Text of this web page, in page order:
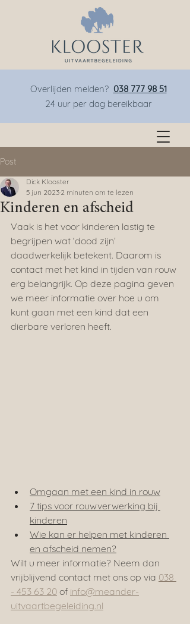
Overlijden melden? 038 777 98 51
24 uur per dag bereikbaar
Post
Kinderen en afscheid
Dick Klooster
5 jun 2023 2 minuten om te lezen
Vaak is het voor kinderen lastig te
begrijpen wat ‘dood zijn’
daadwerkelijk betekent. Daarom is
contact met het kind in tijden van rouw
erg belangrijk. Op deze pagina geven
we meer informatie over hoe u om
kunt gaan met een kind dat een
dierbare verloren heeft.
Omgaan met een kind in rouw
7 tips voor rouwverwerking bij
kinderen
Wie kan er helpen met kinderen
en afscheid nemen?
Wilt u meer informatie? Neem dan
vrijblijvend contact met ons op via 038
- 453 63 20 of info@meander-
uitvaartbegeleiding.nl